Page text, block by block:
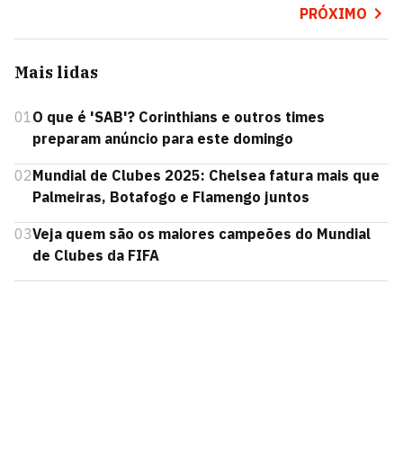
PRÓXIMO
Mais lidas
01O que é 'SAB'? Corinthians e outros times
preparam anúncio para este domingo
02Mundial de Clubes 2025: Chelsea fatura mais que
Palmeiras, Botafogo e Flamengo juntos
03Veja quem são os maiores campeões do Mundial
de Clubes da FIFA